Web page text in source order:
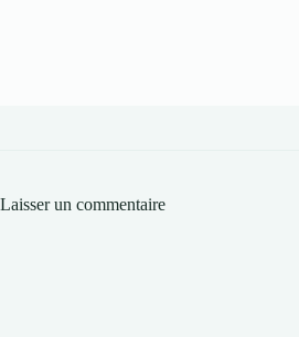
Laisser un commentaire